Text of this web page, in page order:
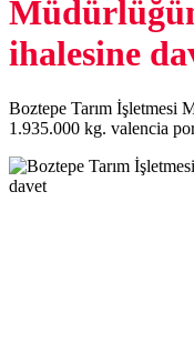
ihalesine
Boztepe Tarım İşletmesi
1.935.000 kg. valencia